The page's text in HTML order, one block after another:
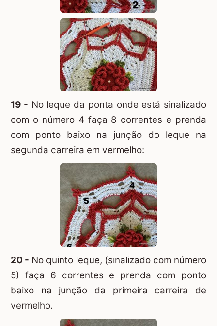
19 - No leque da ponta onde está sinalizado
com o número 4 faça 8 correntes e prenda
com ponto baixo na junção do leque na
segunda carreira em vermelho:
20 - No quinto leque, (sinalizado com número
5) faça 6 correntes e prenda com ponto
baixo na junção da primeira carreira de
vermelho.